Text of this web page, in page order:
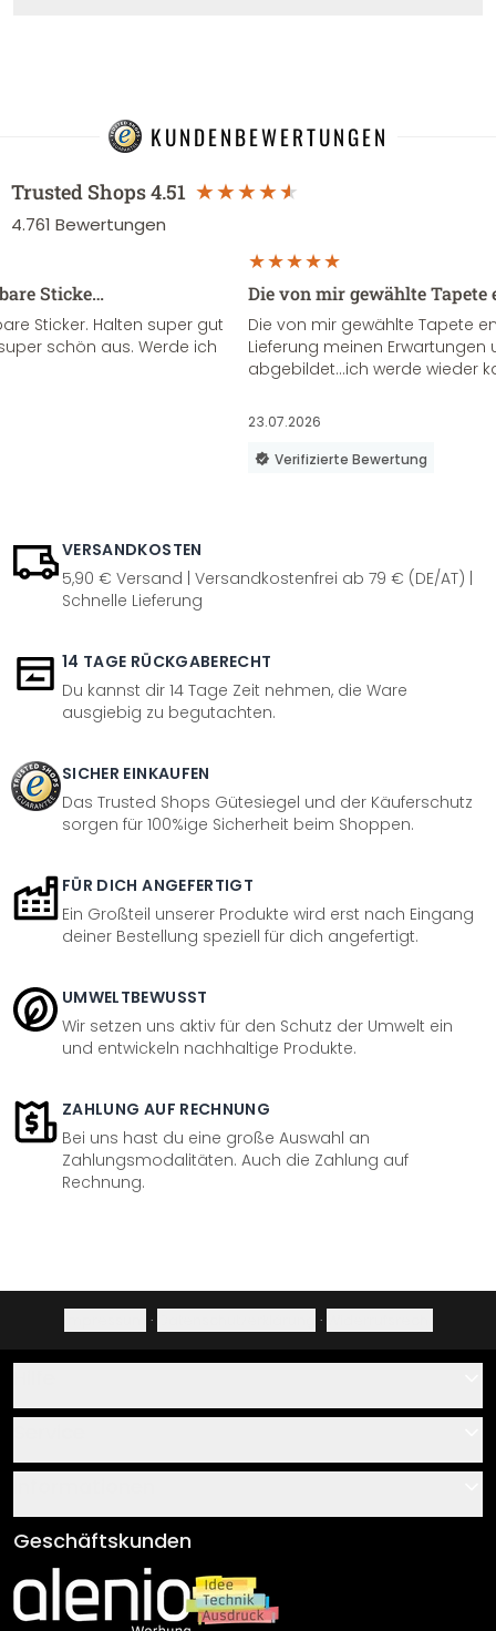
KUNDENBEWERTUNGEN
Trusted Shops4.51
4.761 Bewertungen
Sticke…
Sticker. Halten super gut
schön aus. Werde ich
Die von mir gewählte
Die von mir gewählte Tapete
Lieferung meinen Erwartungen
abgebildet...ich werde wieder
23.07.2026
Verifizierte Bewertung
VERSANDKOSTEN
5,90 € Versand | Versandkostenfrei ab 79 € (DE/AT) |
Schnelle Lieferung
14 TAGE RÜCKGABERECHT
Du kannst dir 14 Tage Zeit nehmen, die Ware
ausgiebig zu begutachten.
SICHER EINKAUFEN
Das Trusted Shops Gütesiegel und der Käuferschutz
sorgen für 100%ige Sicherheit beim Shoppen.
FÜR DICH ANGEFERTIGT
Ein Großteil unserer Produkte wird erst nach Eingang
deiner Bestellung speziell für dich angefertigt.
UMWELTBEWUSST
Wir setzen uns aktiv für den Schutz der Umwelt ein
und entwickeln nachhaltige Produkte.
ZAHLUNG AUF RECHNUNG
Bei uns hast du eine große Auswahl an
Zahlungsmodalitäten. Auch die Zahlung auf
Rechnung.
· ·
Über uns
Klebe- und Montageanleitungen
Newsletter An-/Abmeldung
AGB
Impressum
Versand & Zahlung
Geschäftskunden